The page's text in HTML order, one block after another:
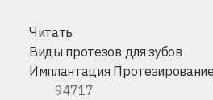
Читать
Виды протезов для зубов
Имплантация
94717